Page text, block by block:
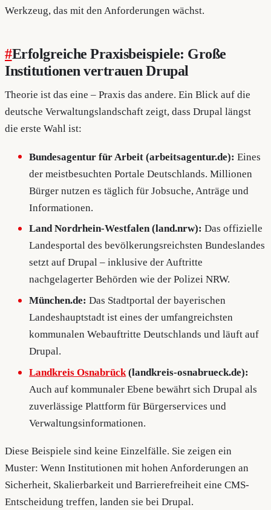
Werkzeug, das mit den Anforderungen wächst.
#Erfolgreiche Praxisbeispiele: Große
Institutionen vertrauen Drupal
Theorie ist das eine – Praxis das andere. Ein Blick auf die
deutsche Verwaltungslandschaft zeigt, dass Drupal längst
die erste Wahl ist:
Bundesagentur für Arbeit (arbeitsagentur.de): Eines
der meistbesuchten Portale Deutschlands. Millionen
Bürger nutzen es täglich für Jobsuche, Anträge und
Informationen.
Land Nordrhein-Westfalen (land.nrw): Das offizielle
Landesportal des bevölkerungsreichsten Bundeslandes
setzt auf Drupal – inklusive der Auftritte
nachgelagerter Behörden wie der Polizei NRW.
München.de: Das Stadtportal der bayerischen
Landeshauptstadt ist eines der umfangreichsten
kommunalen Webauftritte Deutschlands und läuft auf
Drupal.
Landkreis Osnabrück (landkreis-osnabrueck.de):
Auch auf kommunaler Ebene bewährt sich Drupal als
zuverlässige Plattform für Bürgerservices und
Verwaltungsinformationen.
Diese Beispiele sind keine Einzelfälle. Sie zeigen ein
Muster: Wenn Institutionen mit hohen Anforderungen an
Sicherheit, Skalierbarkeit und Barrierefreiheit eine CMS-
Entscheidung treffen, landen sie bei Drupal.